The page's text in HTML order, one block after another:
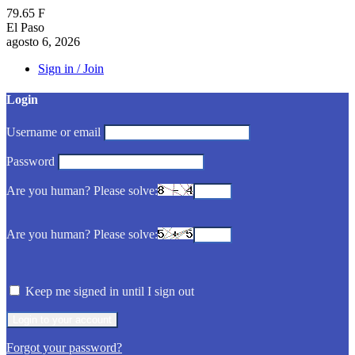
79.65 F
El Paso
agosto 6, 2026
Sign in / Join
Login
Username or email
Password
Are you human? Please solve:
Are you human? Please solve:
Keep me signed in until I sign out
Forgot your password?